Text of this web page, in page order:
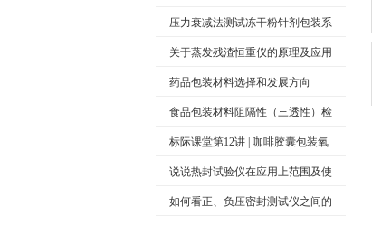
压力衰减法测试冻干粉针剂包装系
统的密封性
关于蒸发残渣恒重仪的原理及应用
尽在本篇
药品包装材料选择和发展方向
食品包装材料阻隔性（三透性）检
测标准
标际课堂第12讲 | 咖啡胶囊包装氧
气阻隔性能的测试方法
说说热封试验仪在应用上范围及使
用优势、注意事项
如何看正、负压密封测试仪之间的